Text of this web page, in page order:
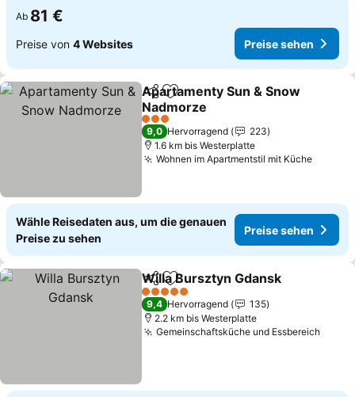
Ab 81 €
Preise von 4 Websites Preise sehen
TeilenZu Favoriten hinzufügen
Apartamenty Sun & Snow
Nadmorze
3 Sterne
9,0 Hervorragend
223
1.6 km bis Westerplatte
Wohnen im Apartmentstil mit Küche
Wähle Reisedaten aus, um die genauen
Preise zu sehen
Preise sehen
TeilenZu Favoriten hinzufügen
Willa Bursztyn Gdansk
5 Sterne
9,4 Hervorragend
135
2.2 km bis Westerplatte
Gemeinschaftsküche und Essbereich